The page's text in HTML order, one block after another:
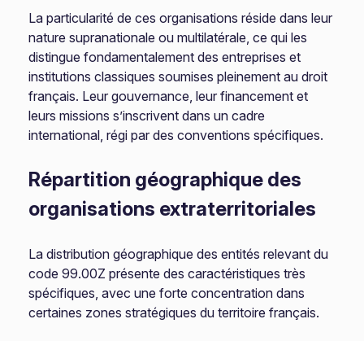
La particularité de ces organisations réside dans leur
nature supranationale ou multilatérale, ce qui les
distingue fondamentalement des entreprises et
institutions classiques soumises pleinement au droit
français. Leur gouvernance, leur financement et
leurs missions s’inscrivent dans un cadre
international, régi par des conventions spécifiques.
Répartition géographique des
organisations extraterritoriales
La distribution géographique des entités relevant du
code 99.00Z présente des caractéristiques très
spécifiques, avec une forte concentration dans
certaines zones stratégiques du territoire français.